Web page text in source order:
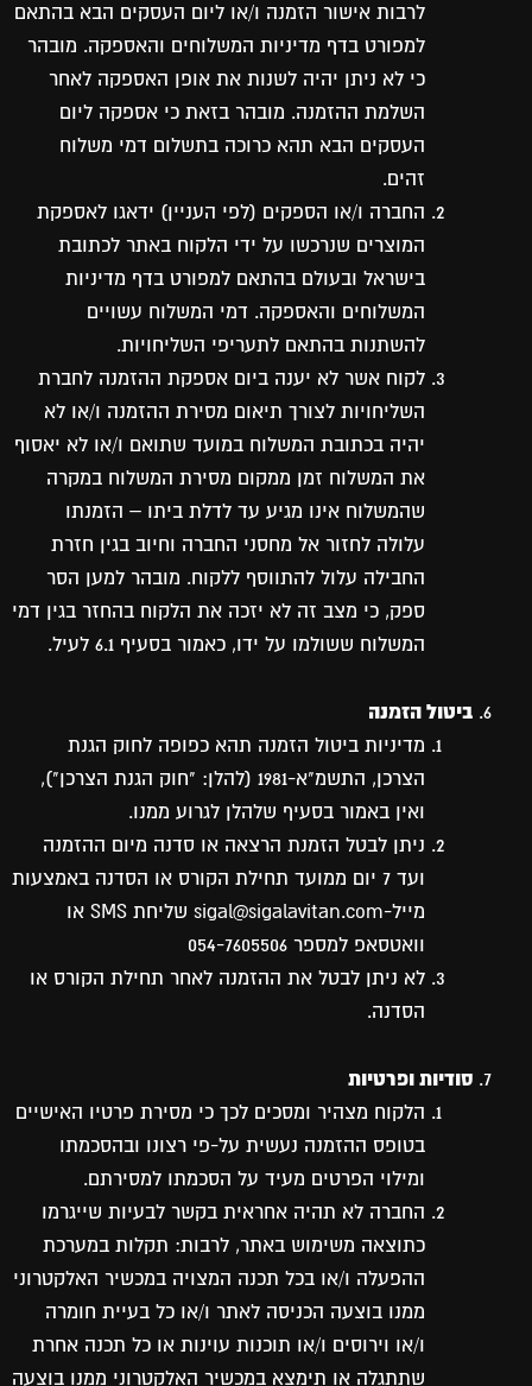
לרבות אישור הזמנה ו/או ליום העסקים הבא בהתאם
למפורט בדף מדיניות המשלוחים והאספקה. מובהר
כי לא ניתן יהיה לשנות את אופן האספקה לאחר
השלמת ההזמנה. מובהר בזאת כי אספקה ליום
העסקים הבא תהא כרוכה בתשלום דמי משלוח
זהים.
החברה ו/או הספקים (לפי העניין) ידאגו לאספקת
המוצרים שנרכשו על ידי הלקוח באתר לכתובת
בישראל ובעולם בהתאם למפורט בדף מדיניות
המשלוחים והאספקה. דמי המשלוח עשויים
להשתנות בהתאם לתעריפי השליחויות.
לקוח אשר לא יענה ביום אספקת ההזמנה לחברת
השליחויות לצורך תיאום מסירת ההזמנה ו/או לא
יהיה בכתובת המשלוח במועד שתואם ו/או לא יאסוף
את המשלוח זמן ממקום מסירת המשלוח במקרה
שהמשלוח אינו מגיע עד לדלת ביתו – הזמנתו
עלולה לחזור אל מחסני החברה וחיוב בגין חזרת
החבילה עלול להתווסף ללקוח. מובהר למען הסר
ספק, כי מצב זה לא יזכה את הלקוח בהחזר בגין דמי
המשלוח ששולמו על ידו, כאמור בסעיף 6.1 לעיל.
ביטול הזמנה
מדיניות ביטול הזמנה תהא כפופה לחוק הגנת
הצרכן, התשמ"א-1981 (להלן: "חוק הגנת הצרכן"),
ואין באמור בסעיף שלהלן לגרוע ממנו.
ניתן לבטל הזמנת הרצאה או סדנה מיום ההזמנה
ועד 7 יום ממועד תחילת הקורס או הסדנה באמצעות
מייל-sigal@sigalavitan.com שליחת SMS או
וואטסאפ למספר 054-7605506
לא ניתן לבטל את ההזמנה לאחר תחילת הקורס או
הסדנה.
סודיות ופרטיות
הלקוח מצהיר ומסכים לכך כי מסירת פרטיו האישיים
בטופס ההזמנה נעשית על-פי רצונו ובהסכמתו
ומילוי הפרטים מעיד על הסכמתו למסירתם.
החברה לא תהיה אחראית בקשר לבעיות שייגרמו
כתוצאה משימוש באתר, לרבות: תקלות במערכת
ההפעלה ו/או בכל תכנה המצויה במכשיר האלקטרוני
ממנו בוצעה הכניסה לאתר ו/או כל בעיית חומרה
ו/או וירוסים ו/או תוכנות עוינות או כל תכנה אחרת
שתתגלה או תימצא במכשיר האלקטרוני ממנו בוצעה